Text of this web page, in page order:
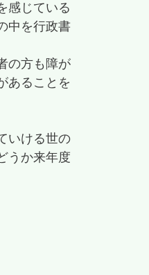
感じている
中を行政書
の方も障が
あることを
いける世の
うか来年度